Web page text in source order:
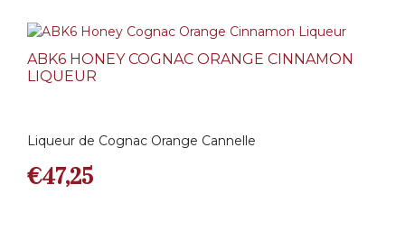
ABK6 HONEY COGNAC ORANGE CINNAMON
LIQUEUR
Liqueur de Cognac Orange Cannelle
€47,25